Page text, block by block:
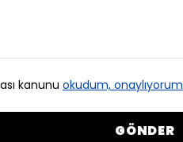
kanunu okudum, onaylıyorum
GÖNDER